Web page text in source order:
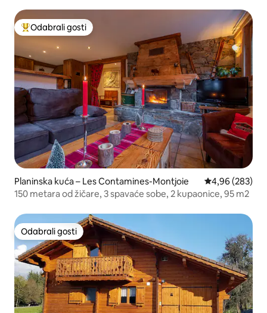
Među najviše rangiranima s oznakom „Odabrali gosti”
Odabrali gosti
Planinska kuća – Les Contamines-Montjoie Prosječna
4,96 (283)
150 metara od žičare, 3 spavaće sobe, 2 kupaonice, 95 m2
Odabrali gosti
Odabrali gosti